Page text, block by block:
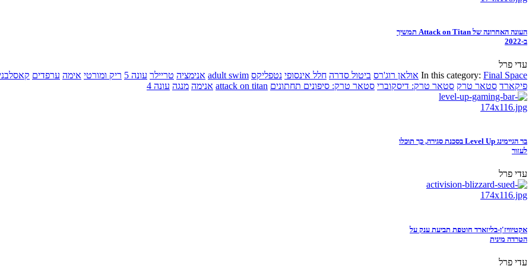
העונה האחרונה של Attack on Titan תמשיך
ב-2022
עדי פרל
In this category: Final Space אולאן רוג'רס ביטול סדרה חלל אינסופי נטפליקס adult swim אנימציה טריילר עונה 5 ריק ומורטי אימה ערפדים
פיקארד סטאר טרק סטאר טרק: דיסקוברי סטאר טרק: סיפונים תחתונים attack on titan אנימה מנגה עונה 4
בר הגיימינג Level Up בסכנת סגירה, כך תוכלו
לעזור
עדי פרל
אקטיוויז'ן-בליזארד חוטפת תביעת ענק על
הטרדה מינית
עדי פרל